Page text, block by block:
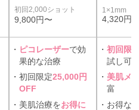
初回2,000ショット
9,800円〜
1×1mm
4,320円
・ ピコレーザーで効
果的な治療
・初回限定25,000円
OFF
・ 美肌治療をお得に
・初回限
試し可
・美肌メ
富
・ お得な